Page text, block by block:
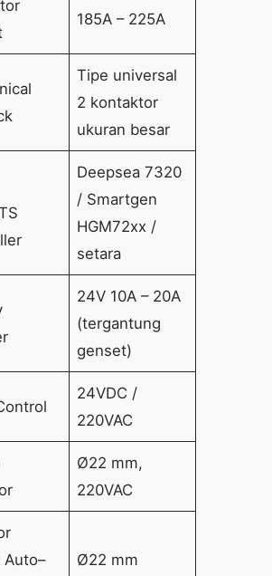
185A – 225A
Tipe universal
2 kontaktor
ukuran besar
Deepsea 7320
/ Smartgen
HGM72xx /
setara
24V 10A – 20A
(tergantung
genset)
24VDC /
220VAC
Ø22 mm,
220VAC
Ø22 mm